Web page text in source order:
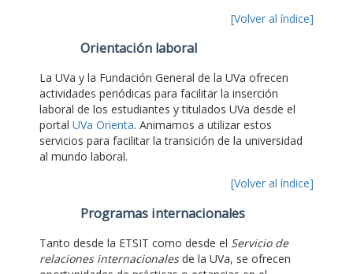
[Volver al índice]
Orientación laboral
La UVa y la Fundación General de la UVa ofrecen
actividades periódicas para facilitar la inserción
laboral de los estudiantes y titulados UVa desde el
portal UVa Orienta. Animamos a utilizar estos
servicios para facilitar la transición de la universidad
al mundo laboral.
[Volver al índice]
Programas internacionales
Tanto desde la ETSIT como desde el Servicio de
relaciones internacionalesde la UVa, se ofrecen